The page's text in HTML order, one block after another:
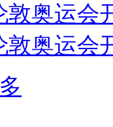
奥运会
敦奥运会